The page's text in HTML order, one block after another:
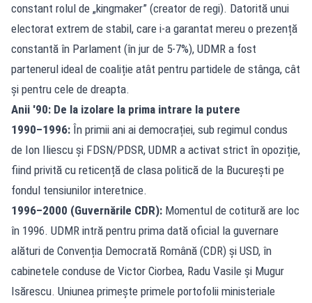
constant rolul de „kingmaker” (creator de regi). Datorită unui
electorat extrem de stabil, care i-a garantat mereu o prezență
constantă în Parlament (în jur de 5-7%), UDMR a fost
partenerul ideal de coaliție atât pentru partidele de stânga, cât
și pentru cele de dreapta.
Anii '90: De la izolare la prima intrare la putere
1990–1996: În primii ani ai democrației, sub regimul condus
de Ion Iliescu și FDSN/PDSR, UDMR a activat strict în opoziție,
fiind privită cu reticență de clasa politică de la București pe
fondul tensiunilor interetnice.
1996–2000 (Guvernările CDR): Momentul de cotitură are loc
în 1996. UDMR intră pentru prima dată oficial la guvernare
alături de Convenția Democrată Română (CDR) și USD, în
cabinetele conduse de Victor Ciorbea, Radu Vasile și Mugur
Isărescu. Uniunea primește primele portofolii ministeriale